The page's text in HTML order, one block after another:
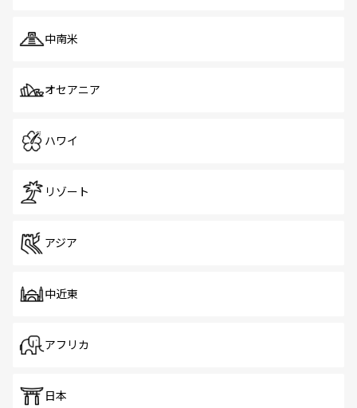
中南米
オセアニア
ハワイ
リゾート
アジア
中近東
アフリカ
日本